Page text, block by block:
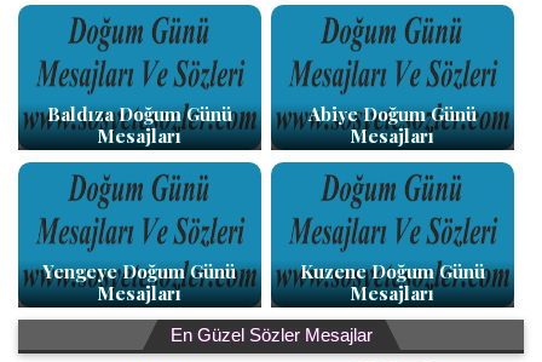
Baldıza Doğum Günü
Mesajları
Abiye Doğum Günü
Mesajları
Yengeye Doğum Günü
Mesajları
Kuzene Doğum Günü
Mesajları
En Güzel Sözler Mesajlar